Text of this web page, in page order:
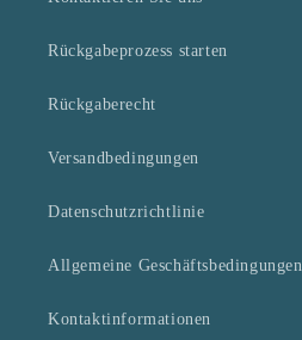
Rückgabeprozess starten
Rückgaberecht
Versandbedingungen
Datenschutzrichtlinie
Allgemeine Geschäftsbedingungen
Kontaktinformationen